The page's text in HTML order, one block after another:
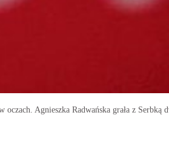
Agnieszka Radwańska grała z